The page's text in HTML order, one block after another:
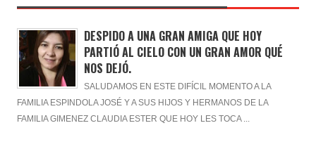
DESPIDO A UNA GRAN AMIGA QUE HOY
PARTIÓ AL CIELO CON UN GRAN AMOR QUÉ
NOS DEJÓ.
SALUDAMOS EN ESTE DIFÍCIL MOMENTO A LA
FAMILIA ESPINDOLA JOSÉ Y A SUS HIJOS Y HERMANOS DE LA
FAMILIA GIMENEZ CLAUDIA ESTER QUE HOY LES TOCA ...